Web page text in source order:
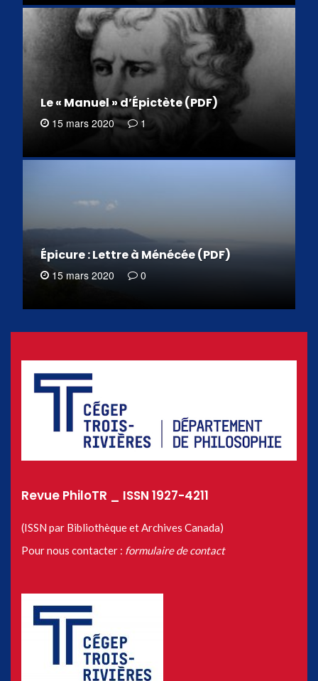
Le « Manuel » d’Épictète (PDF)
15 mars 2020 1
Épicure : Lettre à Ménécée (PDF)
15 mars 2020 0
Revue PhiloTR _ ISSN 1927-4211
(ISSN par Bibliothèque et Archives Canada)
Pour nous contacter : formulaire de contact